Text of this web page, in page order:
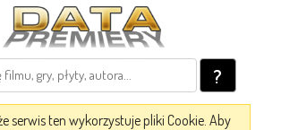
?
serwis ten wykorzystuje pliki Cookie. Aby